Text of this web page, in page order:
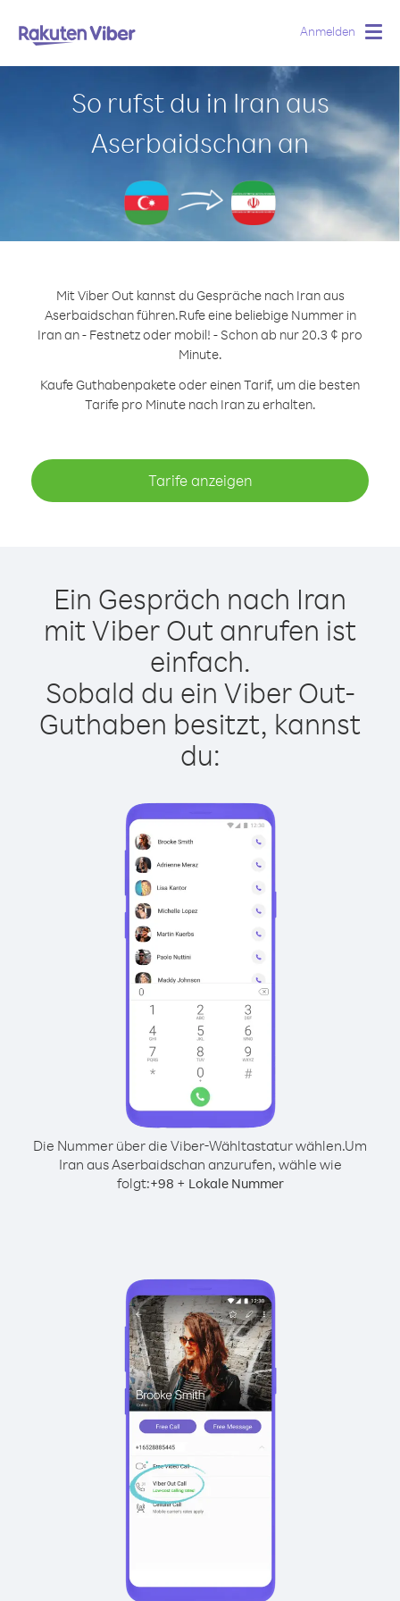
Anmelden
So rufst du in Iran aus
Aserbaidschan an
Mit Viber Out kannst du Gespräche nach Iran aus
Aserbaidschan führen.Rufe eine beliebige Nummer in
Iran an - Festnetz oder mobil! - Schon ab nur 20.3 ¢ pro
Minute.
Kaufe Guthabenpakete oder einen Tarif, um die besten
Tarife pro Minute nach Iran zu erhalten.
Tarife anzeigen
Ein Gespräch nach Iran
mit Viber Out anrufen ist
einfach.
Sobald du ein Viber Out-
Guthaben besitzt, kannst
du:
Die Nummer über die Viber-Wähltastatur wählen.Um
Iran aus Aserbaidschan anzurufen, wähle wie
folgt:+98 + Lokale Nummer